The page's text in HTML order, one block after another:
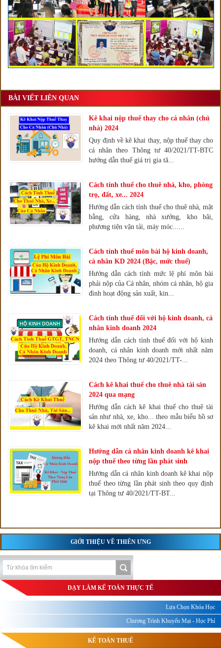
BÀI VIẾT LIÊN QUAN
Kê khai nộp thuế thay cho cá nhân (chủ
nhà) 2024
Quy định về kê khai thay, nộp thuế thay cho
cá nhân theo Thông tư 40/2021/TT-BTC
hướng dẫn thuế giá trị gia tă...
Cách tính thuế cho thuê nhà, kho, phòng
trọ, đất, xe... 2024
Hướng dẫn cách tính thuế cho thuê nhà, mặt
bằng, cửa hàng, nhà xưởng, kho bãi,
phương tiện vận tải, máy móc......
Cách tính thuế môn bài hộ kinh doanh,
cá nhân KD 2024 (Bậc, mức thuế)
Hướng dẫn cách tính mức lệ phí môn bài
phải nộp của Cá nhân, nhóm cá nhân, hộ gia
đình hoạt động sản xuất, kin...
Cách tính thuế đối với hộ kinh doanh, cá
nhân kinh doanh 2024
Hướng dẫn cách tính thuế đối với hộ kinh
doanh, cá nhân kinh doanh mới nhất năm
2024 theo Thông tư 40/2021/TT-...
Cách kê khai thuế cho thuê nhà tài sản
2024 qua mạng
Hướng dẫn cách kê khai thuế cho thuê tài
sản như nhà, xe, kho... theo mẫu biểu hồ sơ
kê khai mới nhất năm 2024...
Hướng dẫn cá nhân kinh doanh kê khai
nộp thuế theo từng lần phát sinh
Hướng dẫn cá nhân kinh doanh kê khai nộp
thuế theo từng lần phát sinh theo quy định
tại Thông tư 40/2021/TT-BT...
GIỚI THIỆU VỀ THIÊN ƯNG
DẠY LÀM KẾ TOÁN THỰC TẾ
Lựa Chọn Khóa Học
Chương Trình Khuyến Mại - Học Phí
KẾ TOÁN THUẾ